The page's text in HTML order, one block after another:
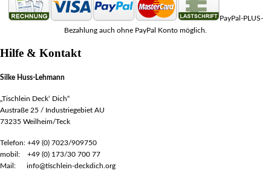
PayPal-PLUS-
Bezahlung auch ohne PayPal Konto möglich.
Hilfe & Kontakt
Silke Huss-Lehmann
„Tischlein Deck‘ Dich“
Austraße 25 / Industriegebiet AU
73235 Weilheim/Teck
Telefon: +49 (0) 7023/909750
mobil: +49 (0) 173/30 700 77
Mail: info@tischlein-deckdich.org